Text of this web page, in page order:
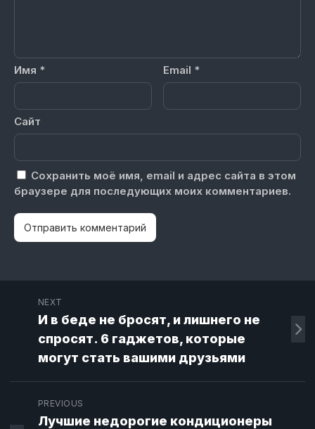
Имя * Email *
Сайт
Сохранить моё имя, email и адрес сайта в этом
браузере для последующих моих комментариев.
NEXT
И в беде не бросят, и лишнего не
спросят. 6 гаджетов, которые
могут стать вашими друзьями
PREVIOUS
Лучшие недорогие кондиционеры